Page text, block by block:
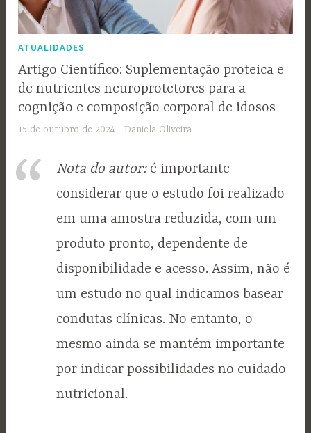
ATUALIDADES
Artigo Científico: Suplementação proteica e
de nutrientes neuroprotetores para a
cognição e composição corporal de idosos
15 de outubro de 2024 Daniela Oliveira
Nota do autor:é importante
considerar que o estudo foi realizado
em uma amostra reduzida, com um
produto pronto, dependente de
disponibilidade e acesso. Assim, não é
um estudo no qual indicamos basear
condutas clínicas. No entanto, o
mesmo ainda se mantém importante
por indicar possibilidades no cuidado
nutricional.